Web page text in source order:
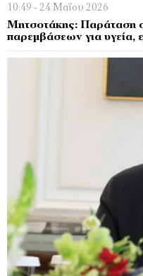
10:49 - 24 Μαΐου 2026
Μητσοτάκης: Παράταση
παρεμβάσεων για υγεία,